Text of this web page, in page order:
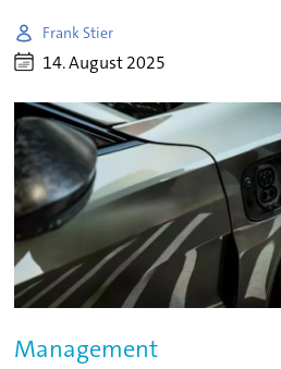
Frank Stier
14. August 2025
Management